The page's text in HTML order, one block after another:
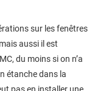
sur les fenêtres
aussi il est
du moins si on n’a
étanche dans la